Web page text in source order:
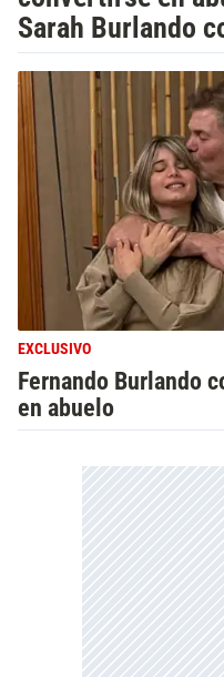
Sarah Burlando
EXCLUSIVO
Fernando Burlando
en abuelo